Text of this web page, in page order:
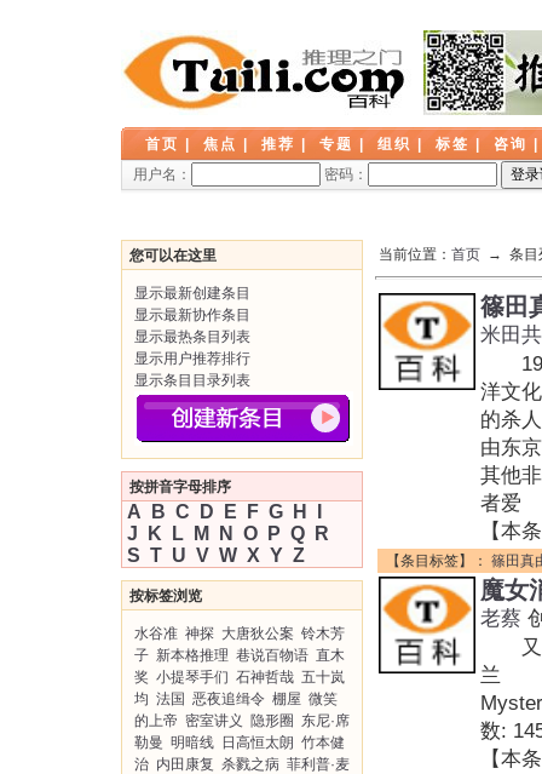
首页 焦点 推荐 专题 组织 标签 咨询
用户名：
密码：
您可以在这里
显示最新创建条目
显示最新协作条目
显示最热条目列表
显示用户推荐排行
显示条目目录列表
按拼音字母排序
A B C D E F G H
J
K L M N O P Q
R
S T U V W X Y Z
按标签浏览
水谷准 神探 大唐狄公案 铃木芳
子 新本格推理 巷说百物语 直木
奖 小提琴手们 石神哲哉 五十岚
均 法国 恶夜追缉令 棚屋 微笑
的上帝 密室讲义 隐形圈
东尼·席
勒曼 明暗线 日高恒太朗 竹本健
治 内田康复 杀戮之病 菲利普·麦
当前位置： 首页 → 条目
篠田
米田
洋文
的杀
由东
其他
者爱
【本
【条目标签】： 篠田真
魔女
老蔡
又
兰 作
数:
【本